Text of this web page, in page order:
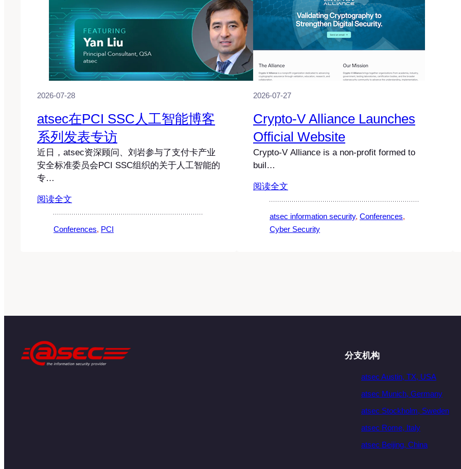
2026-07-28
atsec在PCI SSC人工智能博客
系列发表专访
近日，atsec资深顾问、刘岩参与了支付卡产业
安全标准委员会PCI SSC组织的关于人工智能的
专…
阅读全文
Conferences, PCI
2026-07-27
Crypto-V Alliance Launches
Official Website
Crypto-V Alliance is a non-profit formed to
buil…
阅读全文
atsec information security, Conferences
Cyber Security
分支机构
atsec Austin, TX, USA
atsec Munich, Germany
atsec Stockholm, Sweden
atsec Rome, Italy
atsec Beijing, China